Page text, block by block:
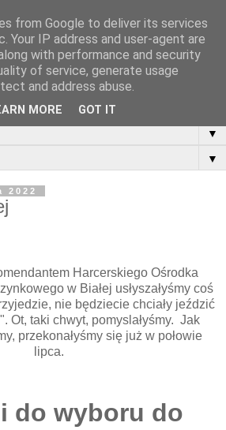
▼
▼
2022
Harcerskiego Ośrodka
w Białej usłyszałyśmy coś
nie będziecie chciały jeździć
Ot, taki chwyt, pomyslałyśmy. Jak
przekonałyśmy się już w połowie
lipca.
do wyboru do
from Google to deliver its services
Your IP address and user-agent are
with performance and security
of service, generate usage
and address abuse.
MORE GOT IT